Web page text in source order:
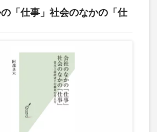
「仕事」社会のなかの「仕